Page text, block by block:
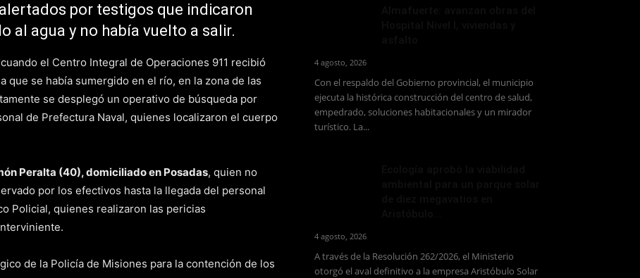
por testigos que indicaron
al agua y no había vuelto a salir.
el Centro Integral de Operaciones 911 recibió
que se había sumergido en el río, en la zona de las
se desplegó un operativo de búsqueda por
de Prefectura Naval, quienes localizaron el cuerpo
Peralta (40), domiciliado en Posadas, quien no
por los efectivos hasta la llegada del personal
Policial, quienes realizaron las pericias
de la Policía de Misiones para la contención de los
4 agosto, 2026
Con el respaldo del Gobierno provincial, el municipio
ejecuta la histórica construcción del centro de salud,
empedrado, soluciones habitacionales y un mirador
turístico. La...
4 agosto, 2026
A través de la Resolución 262/2026, el Ministerio
otorgó el aval definitivo a la empresa Aristóbulo Solar